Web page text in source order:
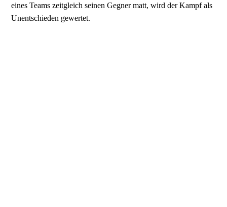
eines Teams zeitgleich seinen Gegner matt, wird der Kampf als
Unentschieden gewertet.